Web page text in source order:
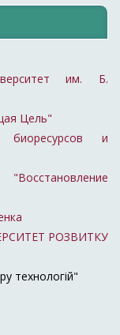
им. Б.
Цель"
биоресурсов и
РОЗВИТКУ
технологій"